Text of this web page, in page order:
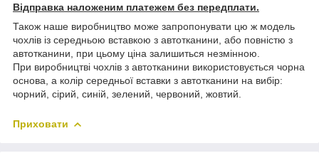
Відправка наложеним платежем без передплати.
Також наше виробництво може запропонувати цю ж модель
чохлів із середньою вставкою з автотканини, або повністю з
автотканини, при цьому ціна залишиться незмінною.
При виробництві чохлів з автотканини використовується чорна
основа, а колір середньої вставки з автотканини на вибір:
чорний, сірий, синій, зелений, червоний, жовтий.
Приховати